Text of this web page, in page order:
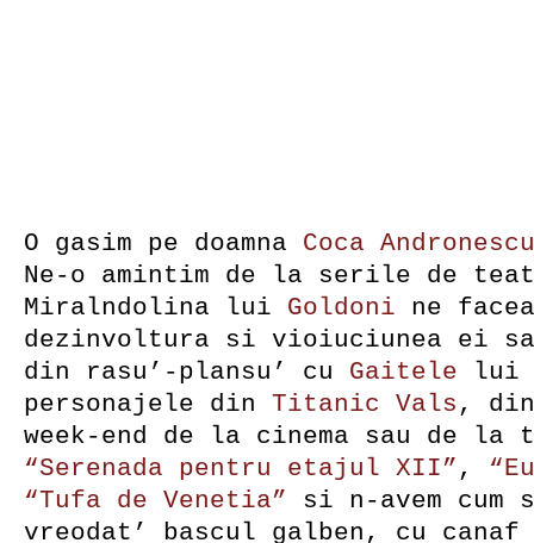
O gasim pe doamna Coca Andronescu
Ne-o amintim de la serile de
Miralndolina lui Goldoni ne
dezinvoltura si vioiuciunea ei
din rasu’-plansu’ cu Gaitele lui
personajele din Titanic Vals ,
week-end de la cinema sau de
“Serenada pentru etajul XII” ,
“Tufa de Venetia” si n-avem cum
vreodat’ bascul galben, cu canaf